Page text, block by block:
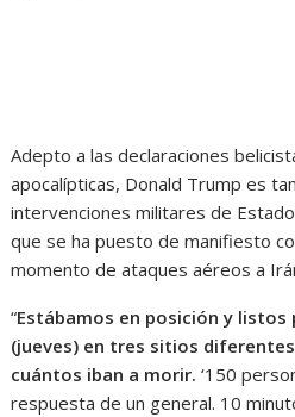
Adepto a las declaraciones
apocalípticas, Donald Trump es
intervenciones militares de
que se ha puesto de manifiesto
momento de ataques aéreos a
“Estábamos en posición y listos
(jueves) en tres sitios
cuántos iban a morir. ‘150
respuesta de un general. 10